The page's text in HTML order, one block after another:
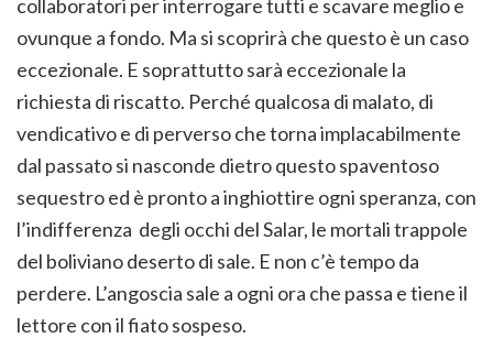
collaboratori per interrogare tutti e scavare meglio e
ovunque a fondo. Ma si scoprirà che questo è un caso
eccezionale. E soprattutto sarà eccezionale la
richiesta di riscatto. Perché qualcosa di malato, di
vendicativo e di perverso che torna implacabilmente
dal passato si nasconde dietro questo spaventoso
sequestro ed è pronto a inghiottire ogni speranza, con
l’indifferenza degli occhi del Salar, le mortali trappole
del boliviano deserto di sale. E non c’è tempo da
perdere. L’angoscia sale a ogni ora che passa e tiene il
lettore con il fiato sospeso.